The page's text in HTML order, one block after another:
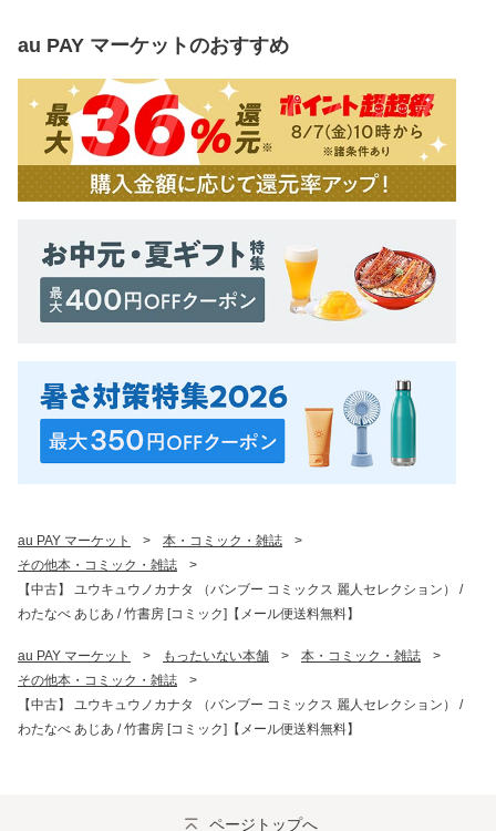
au PAY マーケットのおすすめ
au PAY マーケット > 本・コミック・雑誌
>
その他本・コミック・雑誌
>
【中古】 ユウキュウノカナタ （バンブー コミックス 麗人セレクション） /
わたなべ あじあ / 竹書房 [コミック]【メール便送料無料】
au PAY マーケット > もったいない本舗 > 本・コミック・雑誌
>
その他本・コミック・雑誌
>
【中古】 ユウキュウノカナタ （バンブー コミックス 麗人セレクション） /
わたなべ あじあ / 竹書房 [コミック]【メール便送料無料】
ページトップへ